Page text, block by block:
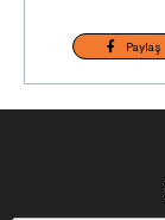
Paylaş